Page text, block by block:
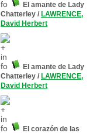
El amante de Lady
Chatterley / LAWRENCE,
David Herbert
El amante de Lady
Chatterley / LAWRENCE,
David Herbert
El corazón de las